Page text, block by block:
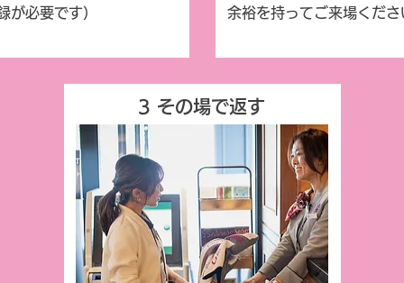
が必要です） 余裕を持ってご来場くだ
3 その場で返す